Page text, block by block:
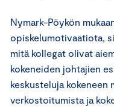
Nymark-Pöykön
opiskelumotivaatiota,
mitä kollegat olivat
kokeneiden johtajien
keskusteluja kokeneen
verkostoitumista ja